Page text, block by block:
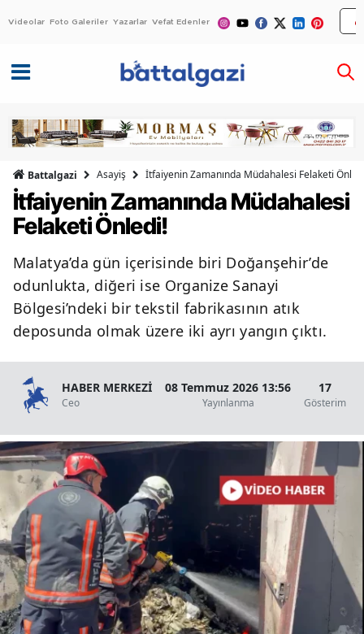
Videolar Foto Galeriler Yazarlar Vefat Edenler
Battalgazi Asayiş İtfaiyenin Zamanında Müdahalesi Felaketi
İtfaiyenin Zamanında Müdahalesi
Felaketi Önledi!
Malatya’da gün içerisinde biri Doğanşehir’de
odunlukta, diğeri ise Organize Sanayi
Bölgesi’ndeki bir tekstil fabrikasının atık
deposunda olmak üzere iki ayrı yangın çıktı.
HABER MERKEZİ
Ceo
08 Temmuz 2026 13:56
Yayınlanma
17
Gösterim